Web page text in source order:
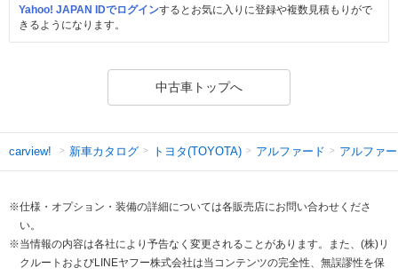
Yahoo! JAPAN IDでログインするとお気に入りに登録や複数見積もりがで
きるようになります。
中古車トップへ
carview! 新車カタログ トヨタ(TOYOTA) アルファード アルファ
※仕様・オプション・装備の詳細については各販売店にお問い合わせくださ
い。
※当情報の内容は各社により予告なく変更されることがあります。また、(株)リ
クルートおよびLINEヤフー株式会社は当コンテンツの完全性、無誤謬性を保